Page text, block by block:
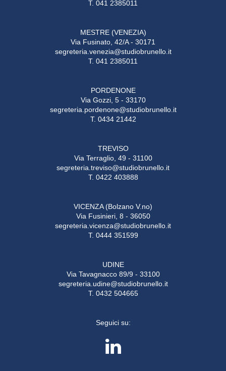
T. 041 2385011
MESTRE (VENEZIA)
Via Fusinato, 42/A - 30171
segreteria.venezia@studiobrunello.it
T. 041 2385011
PORDENONE
Via Gozzi, 5 - 33170
segreteria.pordenone@studiobrunello.it
T. 0434 21442
TREVISO
Via Terraglio, 49 - 31100
segreteria.treviso@studiobrunello.it
T. 0422 403888
VICENZA (Bolzano V.no)
Via Fusinieri, 8 - 36050
segreteria.vicenza@studiobrunello.it
T. 0444 351599
UDINE
Via Tavagnacco 89/9 - 33100
segreteria.udine@studiobrunello.it
T. 0432 504665
Seguici su: